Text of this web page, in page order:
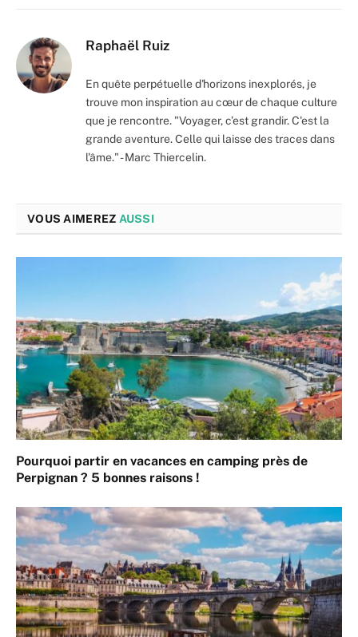
Raphaël Ruiz
En quête perpétuelle d'horizons inexplorés, je
trouve mon inspiration au cœur de chaque culture
que je rencontre. "Voyager, c’est grandir. C'est la
grande aventure. Celle qui laisse des traces dans
l'âme." - Marc Thiercelin.
VOUS AIMEREZ AUSSI
Pourquoi partir en vacances en camping près de
Perpignan ? 5 bonnes raisons !